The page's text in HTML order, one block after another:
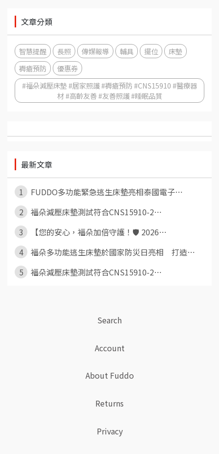
文章分類
智慧提醒 長照 傳媒報導 輔具 擺位
床墊
褥瘡預防
優惠券
#福朵減壓床墊 #居家照護 #褥瘡預防 #CNS15910 #醫療器
材 #高齡友善 #友善照護 #睡眠品質
最新文章
1
FUDDO多功能緊急逃生床墊亮相泰國電子⋯
2
福朵減壓床墊測試符合CNS15910-2⋯
3
【您的安心，福朵加倍守護！🛡️ 2026⋯
4
福朵多功能逃生床墊於國家防災日亮相 打造⋯
5
福朵減壓床墊測試符合CNS15910-2⋯
Search
Account
About Fuddo
Returns
Privacy